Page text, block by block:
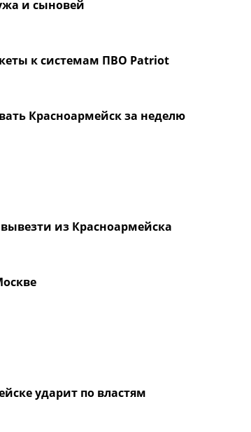
и сыновей
к системам ПВО Patriot
Красноармейск за неделю
из Красноармейска
ударит по властям